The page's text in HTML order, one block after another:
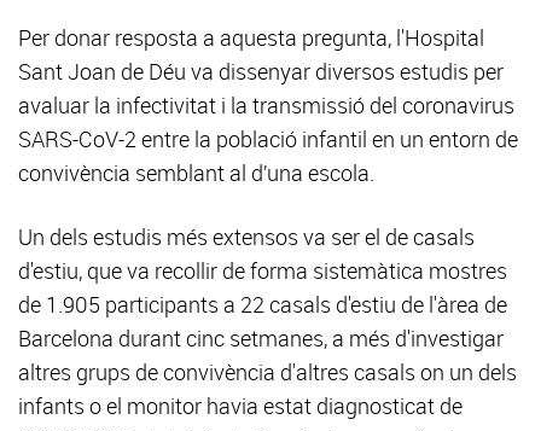
Per donar resposta a aquesta pregunta, l'Hospital
Sant Joan de Déu va dissenyar diversos estudis per
avaluar la infectivitat i la transmissió del coronavirus
SARS-CoV-2 entre la població infantil en un entorn de
convivència semblant al d’una escola.
Un dels estudis més extensos va ser el de casals
d'estiu, que va recollir de forma sistemàtica mostres
de 1.905 participants a 22 casals d'estiu de l'àrea de
Barcelona durant cinc setmanes, a més d'investigar
altres grups de convivència d'altres casals on un dels
infants o el monitor havia estat diagnosticat de